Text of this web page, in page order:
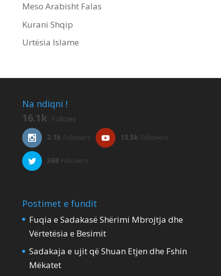
Meso Arabisht Falas
Kurani Shqip
Urtësia Islame
Na ndiqni !
16.1k Follows
2.1k Followers 13.5k Followers
368 Followers
Postimet e fundit
Fuqia e Sadakasë Shërimi Mbrojtja dhe
Vërtetësia e Besimit
Sadakaja e ujit që Shuan Etjen dhe Fshin
Mëkatet